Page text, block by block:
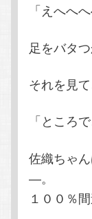
「えへへ
足をバタつ
それを見
「ところ
佐織ちゃ
―。
１００％